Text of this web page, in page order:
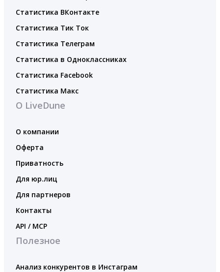
Статистика ВКонтакте
Статистика Тик Ток
Статистика Телеграм
Статистика в Одноклассниках
Статистика Facebook
Статистика Макс
О LiveDune
О компании
Оферта
Приватность
Для юр.лиц
Для партнеров
Контакты
API / MCP
Полезное
Анализ конкурентов в Инстаграм